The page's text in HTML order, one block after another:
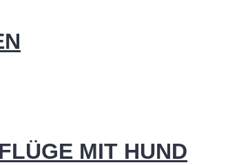
MIT HUND